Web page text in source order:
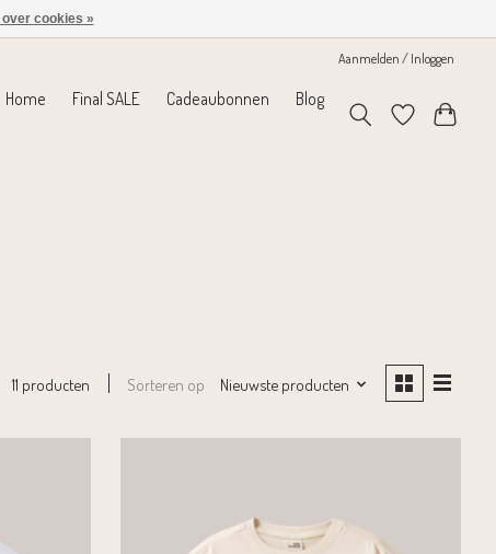
Aanmelden / Inloggen
Home Final SALE Cadeaubonnen
Blog
11 producten Sorteren op Nieuwste producten
over cookies »